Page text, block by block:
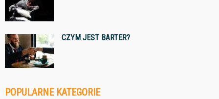
CZYM JEST BARTER?
POPULARNE KATEGORIE